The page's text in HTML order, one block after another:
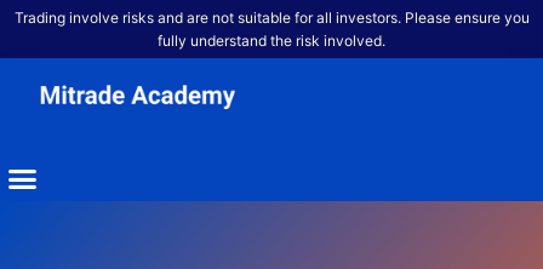
Trading involve risks and are not suitable for all investors. Please ensure you
fully understand the risk involved.